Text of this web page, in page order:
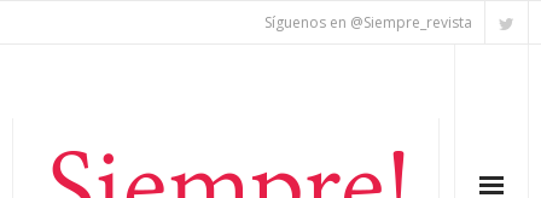
Síguenos en @Siempre_revista